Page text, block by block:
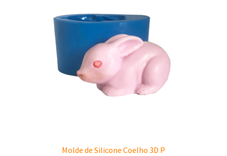
Molde de Silicone Coelho 3D P